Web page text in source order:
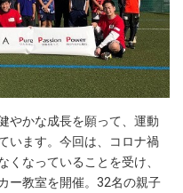
やかな成長を願って、運動
います。今回は、コロナ禍
くなっていることを受け、
ー教室を開催。32名の親子